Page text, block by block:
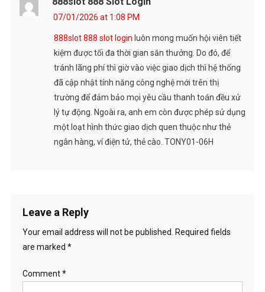
07/01/2026 at 1:08 PM
888slot 888 slot login luôn mong muốn hội viên tiết
kiệm được tối đa thời gian săn thưởng. Do đó, để
tránh lãng phí thì giờ vào việc giao dịch thì hệ thống
đã cập nhật tính năng công nghệ mới trên thị
trường để đảm bảo mọi yêu cầu thanh toán đều xử
lý tự động. Ngoài ra, anh em còn được phép sử dụng
một loạt hình thức giao dịch quen thuộc như thẻ
ngân hàng, ví điện tử, thẻ cào. TONY01-06H
Leave a Reply
Your email address will not be published. Required fields
are marked *
Comment*